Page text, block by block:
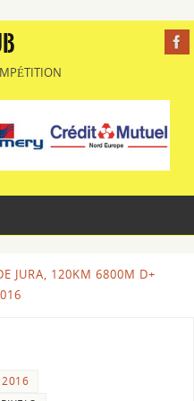
JURA, 120KM 6800M D+
2016